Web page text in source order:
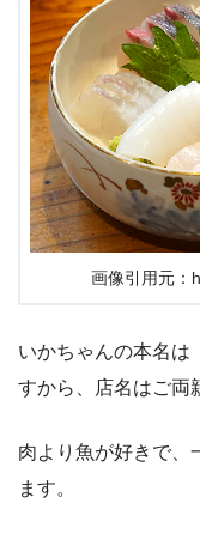
画像引用元：
いかちゃんの本名は
すから、店名はご両
肉より魚が好きで、
ます。